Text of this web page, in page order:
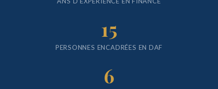
15
PERSONNES ENCADRÉES EN DAF
6